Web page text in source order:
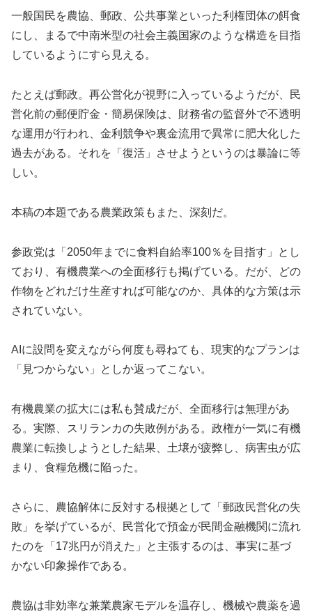
一般国民を農協、郵政、公共事業といった利権団体の餌食
にし、まるで中南米型の社会主義国家のような構造を目指
しているようにすら見える。
たとえば郵政。再公営化が視野に入っているようだが、民
営化前の郵便貯金・簡易保険は、財務省の監督外で不透明
な運用が行われ、金利競争や裏金流用で異常に肥大化した
過去がある。それを「復活」させようというのは暴論に等
しい。
本稿の本題である農業政策もまた、深刻だ。
参政党は「2050年までに食料自給率100％を目指す」とし
ており、有機農業への全面移行も掲げている。だが、どの
作物をどれだけ生産すれば可能なのか、具体的な方策は示
されていない。
AIに設問を変えながら何度も尋ねても、現実的なプランは
「見つからない」としか返ってこない。
有機農業の拡大には私も賛成だが、全面移行は無理があ
る。実際、スリランカの失敗例がある。政権が一気に有機
農業に転換しようとした結果、土壌が疲弊し、病害虫が広
まり、食糧危機に陥った。
さらに、農協解体に反対する根拠として「郵政民営化の失
敗」を挙げているが、民営化で預金が民間金融機関に流れ
たのを「17兆円が消えた」と主張するのは、事実に基づ
かない印象操作である。
農協は非効率な兼業農家モデルを温存し、機械や農薬を過